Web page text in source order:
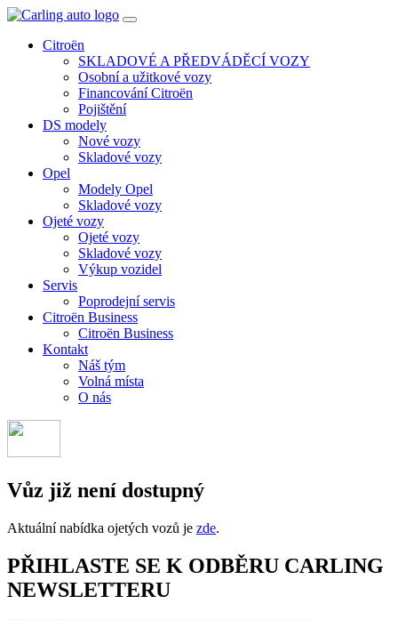
Toggle
Citroën
SKLADOVÉ A PŘEDVÁDĚCÍ VOZY
Osobní a užitkové vozy
Financování Citroën
Pojištění
DS modely
Nové vozy
Skladové vozy
Opel
Modely Opel
Skladové vozy
Ojeté vozy
Ojeté vozy
Skladové vozy
Výkup vozidel
Servis
Poprodejní servis
Citroën Business
Citroën Business
Kontakt
Náš tým
Volná místa
O nás
Vůz již není dostupný
Aktuální nabídka ojetých vozů je zde.
PŘIHLASTE SE K ODBĚRU CARLING
NEWSLETTERU